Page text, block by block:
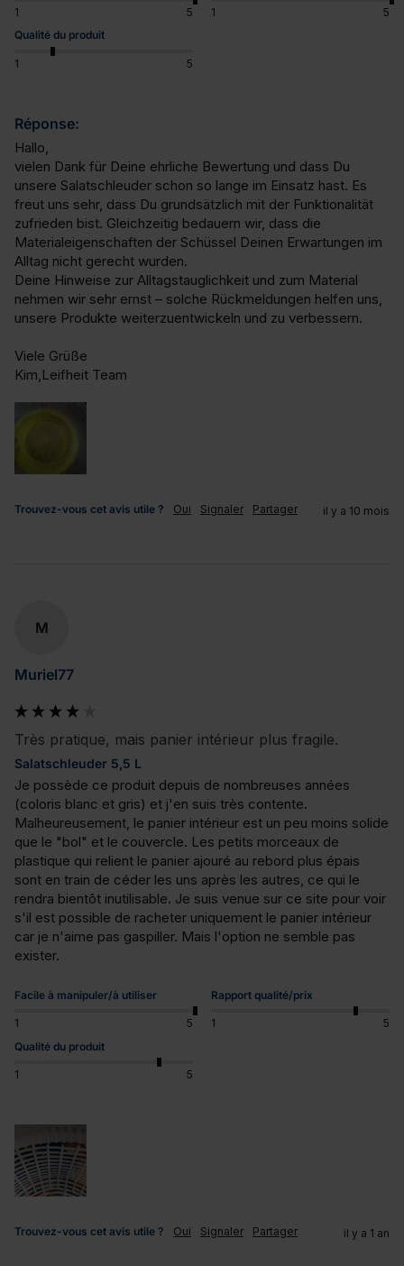
1 5 1
5
Qualité du produit
1 5
Réponse:
Hallo,
vielen Dank für Deine ehrliche Bewertung und dass Du
unsere Salatschleuder schon so lange im Einsatz hast. Es
freut uns sehr, dass Du grundsätzlich mit der Funktionalität
zufrieden bist. Gleichzeitig bedauern wir, dass die
Materialeigenschaften der Schüssel Deinen Erwartungen im
Alltag nicht gerecht wurden.
Deine Hinweise zur Alltagstauglichkeit und zum Material
nehmen wir sehr ernst – solche Rückmeldungen helfen uns,
unsere Produkte weiterzuentwickeln und zu verbessern.
Viele Grüße
Kim,Leifheit Team
Trouvez-vous cet avis utile ? Oui Signaler Partager il y a 10 mois
M
Muriel77
Très pratique, mais panier intérieur plus fragile.
Salatschleuder 5,5 L
Je possède ce produit depuis de nombreuses années
(coloris blanc et gris) et j'en suis très contente.
Malheureusement, le panier intérieur est un peu moins solide
que le "bol" et le couvercle. Les petits morceaux de
plastique qui relient le panier ajouré au rebord plus épais
sont en train de céder les uns après les autres, ce qui le
rendra bientôt inutilisable. Je suis venue sur ce site pour voir
s'il est possible de racheter uniquement le panier intérieur
car je n'aime pas gaspiller. Mais l'option ne semble pas
exister.
Facile à manipuler/à utiliser
1 5
Rapport qualité/prix
1
5
Qualité du produit
1 5
Trouvez-vous cet avis utile ? Oui Signaler Partager il y a 1 an